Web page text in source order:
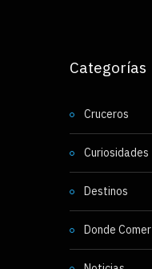
Categorías
Cruceros
Curiosidades
Destinos
Donde Comer